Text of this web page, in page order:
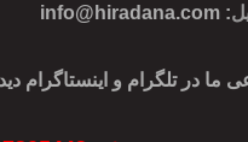
:
info@hiradana.com
ما در تلگرام و اینستاگرام